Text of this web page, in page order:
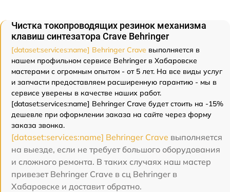
Чистка токопроводящих резинок механизма
клавиш синтезатора Crave Behringer
[dataset:services:name] Behringer Crave выполняется в
нашем профильном сервисе Behringer в Хабаровске
мастерами с огромным опытом - от 5 лет. На все виды услуг
и запчасти предоставляем расширенную гарантию - мы в
сервисе уверены в качестве наших работ.
[dataset:services:name] Behringer Crave будет стоить на -15%
дешевле при оформлении заказа на сайте через форму
заказа звонка.
[dataset:services:name] Behringer Crave выполняется
на выезде, если не требует большого оборудования
и сложного ремонта. В таких случаях наш мастер
привезет Behringer Crave в сц Behringer в
Хабаровске и доставит обратно.